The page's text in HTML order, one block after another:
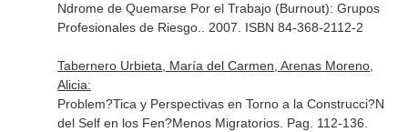
Ndrome de Quemarse Por el Trabajo (Burnout): Grupos
Profesionales de Riesgo.
. 2007. ISBN 84-368-2112-2
Tabernero Urbieta, María del Carmen, Arenas Moreno,
Alicia:
Problem?Tica y Perspectivas en Torno a la Construcci?N
del Self en los Fen?Menos Migratorios. Pag. 112-136.